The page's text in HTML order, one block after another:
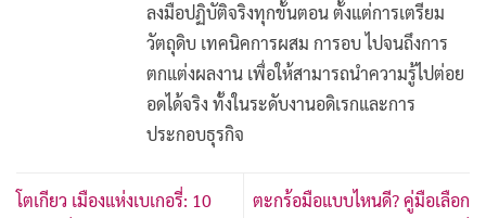
ลงมือปฏิบัติจริงทุกขั้นตอน ตั้งแต่การเตรียม
วัตถุดิบ เทคนิคการผสม การอบ ไปจนถึงการ
ตกแต่งผลงาน เพื่อให้สามารถนำความรู้ไปต่อย
อดได้จริง ทั้งในระดับงานอดิเรกและการ
ประกอบธุรกิจ
โตเกียว เมืองแห่งเบเกอรี่: 10
ตะกร้อมือแบบไหนดี? คู่มือเลือก